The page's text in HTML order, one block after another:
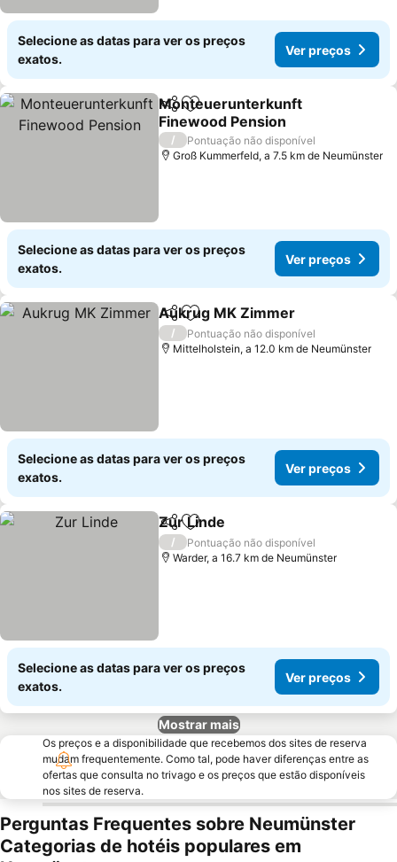
Selecione as datas para ver os preços
exatos.
Ver preços
PartilharAdicionar aos favoritos
Monteuerunterkunft
Finewood Pension
/
Pontuação não disponível
Groß Kummerfeld, a 7.5 km de Neumünster
Selecione as datas para ver os preços
exatos.
Ver preços
PartilharAdicionar aos favoritos
Aukrug MK Zimmer
/
Pontuação não disponível
Mittelholstein, a 12.0 km de Neumünster
Selecione as datas para ver os preços
exatos.
Ver preços
PartilharAdicionar aos favoritos
Zur Linde
/
Pontuação não disponível
Warder, a 16.7 km de Neumünster
Selecione as datas para ver os preços
exatos.
Ver preços
Mostrar mais
Os preços e a disponibilidade que recebemos dos sites de reserva
mudam frequentemente. Como tal, pode haver diferenças entre as
ofertas que consulta no trivago e os preços que estão disponíveis
nos sites de reserva.
Perguntas Frequentes sobre Neumünster
Categorias de hotéis populares em